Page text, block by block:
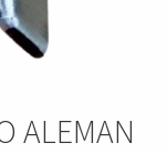
ALEMAN